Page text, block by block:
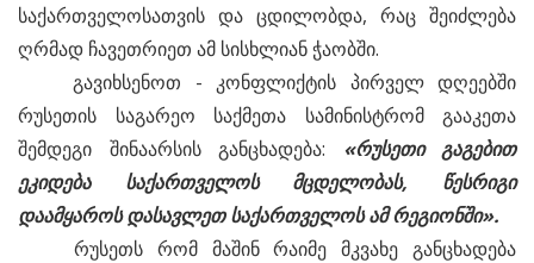
საქართველოსათვის და ცდილობდა, რაც შეიძლება
ღრმად ჩავეთრიეთ ამ სისხლიან ჭაობში.
გავიხსენოთ - კონფლიქტის პირველ დღეებში
რუსეთის საგარეო საქმეთა სამინისტრომ გააკეთა
შემდეგი შინაარსის განცხადება: «რუსეთი გაგებით
ეკიდება საქართველოს მცდელობას, წესრიგი
დაამყაროსდასავლეთსაქართველოსამრეგიონში».
რუსეთს რომ მაშინ რაიმე მკვახე განცხადება